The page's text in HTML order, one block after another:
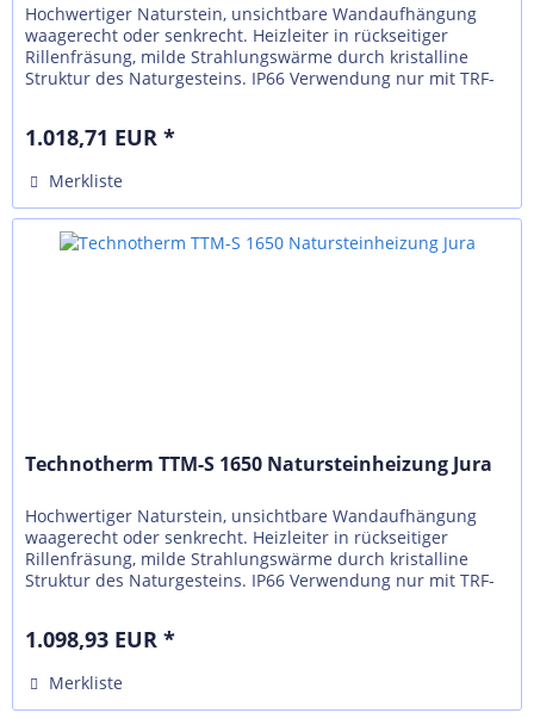
Hochwertiger Naturstein, unsichtbare Wandaufhängung
waagerecht oder senkrecht. Heizleiter in rückseitiger
Rillenfräsung, milde Strahlungswärme durch kristalline
Struktur des Naturgesteins. IP66 Verwendung nur mit TRF-
1.018,71 EUR *
Merkliste
Technotherm TTM-S 1650 Natursteinheizung Jura
Hochwertiger Naturstein, unsichtbare Wandaufhängung
waagerecht oder senkrecht. Heizleiter in rückseitiger
Rillenfräsung, milde Strahlungswärme durch kristalline
Struktur des Naturgesteins. IP66 Verwendung nur mit TRF-
1.098,93 EUR *
Merkliste